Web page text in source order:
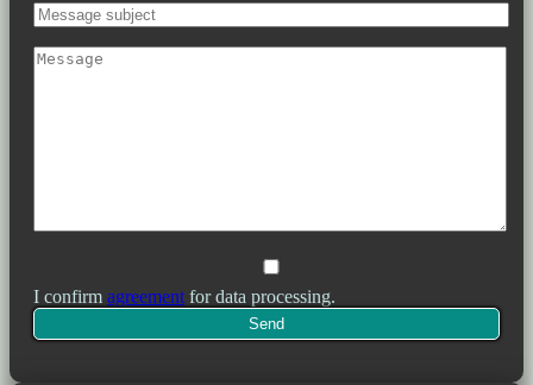
I confirm agreement for data processing.